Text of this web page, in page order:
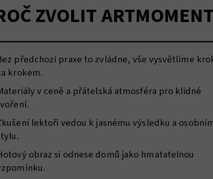
ZVOLIT
předchozí praxe to zvládne, vše vysvětlíme
krokem.
v ceně a přátelská atmosféra pro klidné
lektoři vedou k jasnému výsledku a
obraz si odnese domů jako hmatatelnou